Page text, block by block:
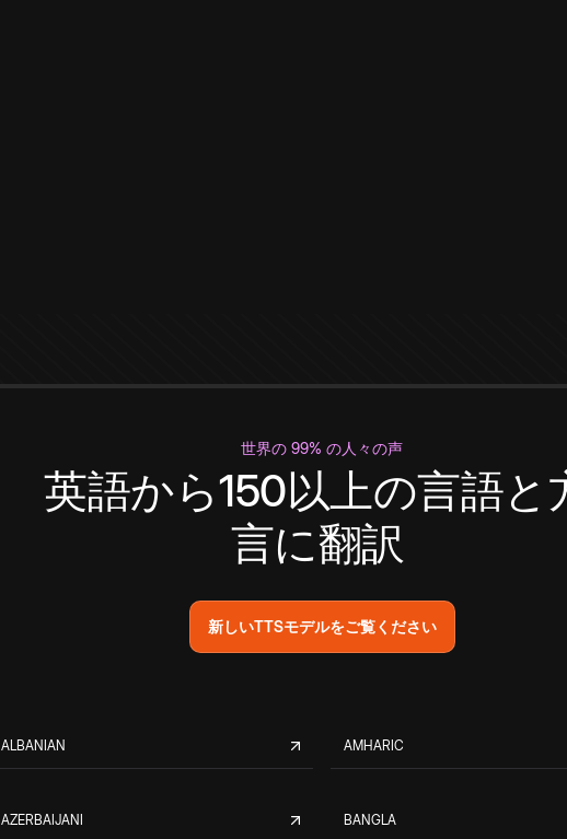
世界の 99% の人々の声
英語から150以上の言語と
言に翻訳
新しいTTSモデルをご覧ください
ALBANIAN AMHARIC
AZERBAIJANI BANGLA